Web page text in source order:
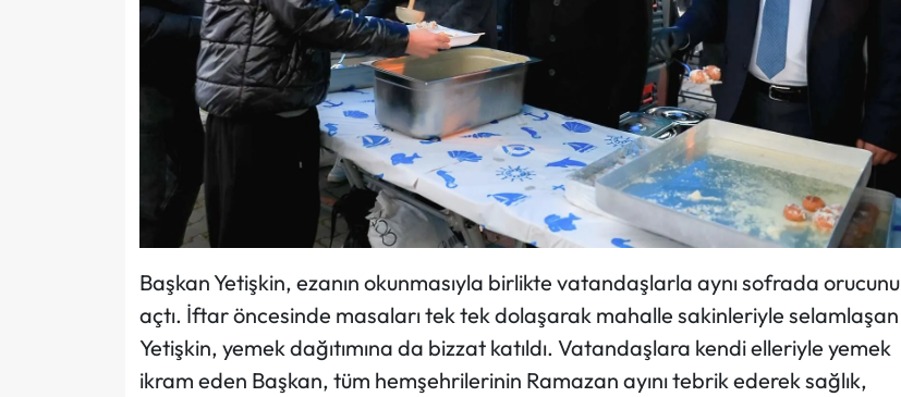
Başkan Yetişkin, ezanın okunmasıyla birlikte vatandaşlarla aynı sofrada orucunu
açtı. İftar öncesinde masaları tek tek dolaşarak mahalle sakinleriyle selamlaşan
Yetişkin, yemek dağıtımına da bizzat katıldı. Vatandaşlara kendi elleriyle yemek
ikram eden Başkan, tüm hemşehrilerinin Ramazan ayını tebrik ederek sağlık,